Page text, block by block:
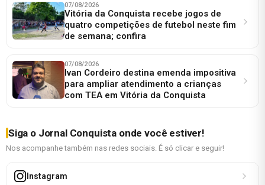
07/08/2026
Vitória da Conquista recebe jogos de
quatro competições de futebol neste fim
de semana; confira
07/08/2026
Ivan Cordeiro destina emenda impositiva
para ampliar atendimento a crianças
com TEA em Vitória da Conquista
Siga o Jornal Conquista onde você estiver!
Nos acompanhe também nas redes sociais. É só clicar e seguir!
Instagram